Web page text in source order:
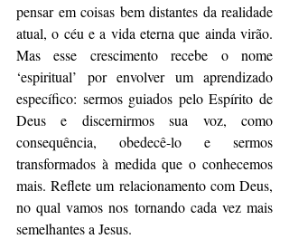
pensar em coisas bem distantes da realidade
atual, o céu e a vida eterna que ainda virão.
Mas esse crescimento recebe o nome
‘espiritual’ por envolver um aprendizado
específico: sermos guiados pelo Espírito de
Deus e discernirmos sua voz, como
consequência, obedecê-lo e sermos
transformados à medida que o conhecemos
mais. Reflete um relacionamento com Deus,
no qual vamos nos tornando cada vez mais
semelhantes a Jesus.